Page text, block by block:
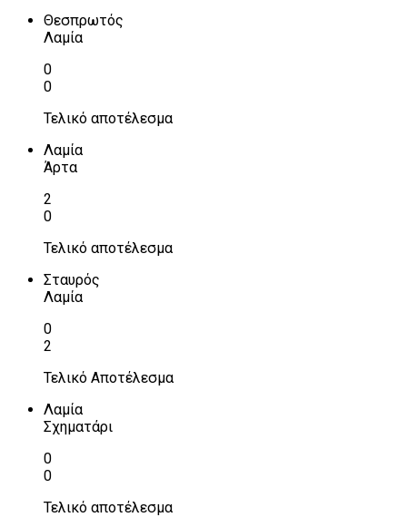
Θεσπρωτός
Λαμία
0
0
Τελικό αποτέλεσμα
Λαμία
Άρτα
2
0
Τελικό αποτέλεσμα
Σταυρός
Λαμία
0
2
Τελικό Αποτέλεσμα
Λαμία
Σχηματάρι
0
0
Τελικό αποτέλεσμα